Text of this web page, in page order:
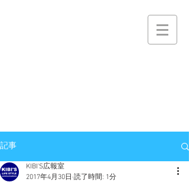
記事
KIBI'S広報室
2017年4月30日 読了時間: 1分